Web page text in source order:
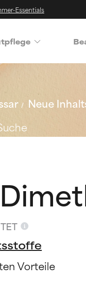
Essentials
Neue
Vorteile